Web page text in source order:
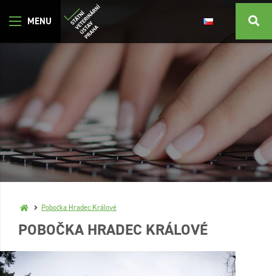
Pobočka Hradec Králové
POBOČKA HRADEC KRÁLOVÉ